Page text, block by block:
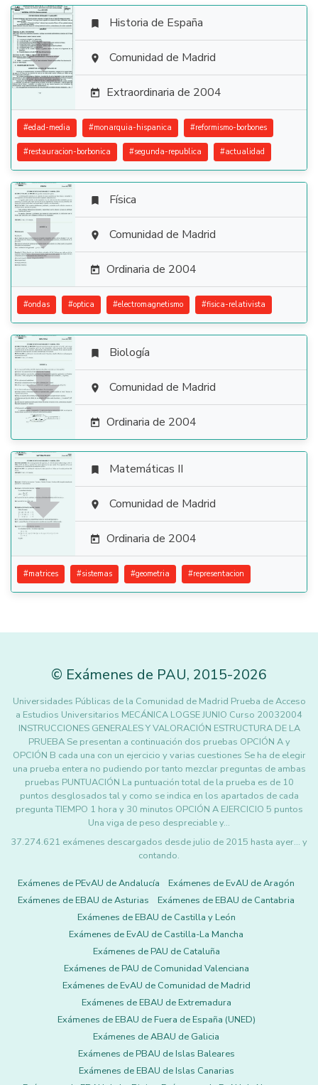

 Historia de España
 Comunidad de Madrid
 Extraordinaria de 2004
#edad-media #monarquia-hispanica #reformismo-borbones
#restauracion-borbonica #segunda-republica #actualidad

 Física
 Comunidad de Madrid
 Ordinaria de 2004
#ondas #optica #electromagnetismo #fisica-relativista

 Biología
 Comunidad de Madrid
 Ordinaria de 2004

 Matemáticas II
 Comunidad de Madrid
 Ordinaria de 2004
#matrices #sistemas #geometria #representacion
© Exámenes de PAU, 2015-2026
Universidades Públicas de la Comunidad de Madrid Prueba de Acceso
a Estudios Universitarios MECÁNICA LOGSE JUNIO Curso 20032004
INSTRUCCIONES GENERALES Y VALORACIÓN ESTRUCTURA DE LA
PRUEBA Se presentan a continuación dos pruebas OPCIÓN A y
OPCIÓN B cada una con un ejercicio y varias cuestiones Se ha de elegir
una prueba entera no pudiendo por tanto mezclar preguntas de ambas
pruebas PUNTUACIÓN La puntuación total de la prueba es de 10
puntos desglosados tal y como se indica en los apartados de cada
pregunta TIEMPO 1 hora y 30 minutos OPCIÓN A EJERCICIO 5 puntos
Una viga de peso despreciable y…
37.274.621 exámenes descargados desde julio de 2015 hasta ayer... y
contando.
Exámenes de PEvAU de Andalucía
Exámenes de EvAU de Aragón
Exámenes de EBAU de Asturias
Exámenes de EBAU de Cantabria
Exámenes de EBAU de Castilla y León
Exámenes de EvAU de Castilla-La Mancha
Exámenes de PAU de Cataluña
Exámenes de PAU de Comunidad Valenciana
Exámenes de EvAU de Comunidad de Madrid
Exámenes de EBAU de Extremadura
Exámenes de EBAU de Fuera de España (UNED)
Exámenes de ABAU de Galicia
Exámenes de PBAU de Islas Baleares
Exámenes de EBAU de Islas Canarias